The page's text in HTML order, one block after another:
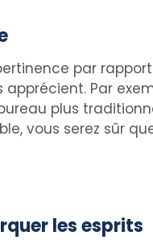
par
apprécient. Par
plus
vous serez sûr
les esprits